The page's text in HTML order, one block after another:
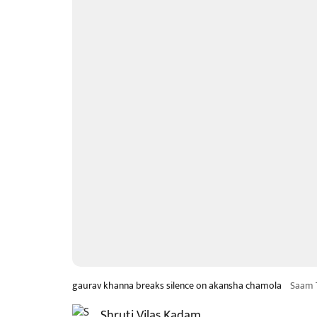
gaurav khanna breaks silence on akansha chamola Saam